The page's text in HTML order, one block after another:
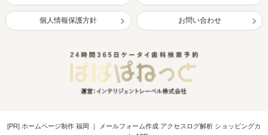
個人情報保護方針 お問い合わせ
[PR] ホームページ制作 福岡
メールフォーム作成 アクセスログ解析 ショッピングカ